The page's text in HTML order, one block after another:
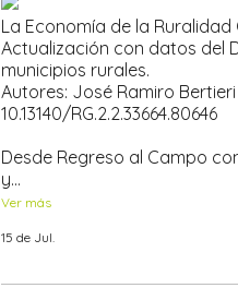
La Economía de la
Actualización con datos del
municipios rurales.
Autores: José Ramiro Bertieri
10.13140/RG.2.2.33664.80646
Desde Regreso al Campo
y…
Ver más
15 de Jul.